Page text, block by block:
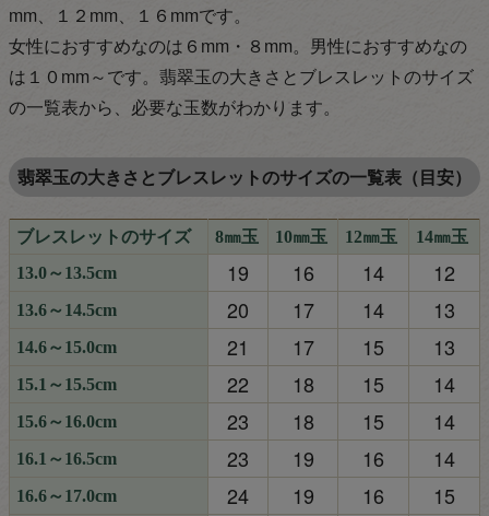
mm、１２mm、１６mmです。
女性におすすめなのは６mm・８mm。男性におすすめなの
は１０mm～です。翡翠玉の大きさとブレスレットのサイズ
の一覧表から、必要な玉数がわかります。
翡翠玉の大きさとブレスレットのサイズの一覧表（目安）
ブレスレットのサイズ 8㎜玉 10㎜玉 12㎜玉
14㎜玉
13.0～13.5cm
19 16 14 12
13.6～14.5cm 20 17 14 13
14.6～15.0cm 21 17 15 13
15.1～15.5cm 22 18 15 14
15.6～16.0cm 23 18 15 14
16.1～16.5cm 23 19 16 14
16.6～17.0cm 24 19 16 15